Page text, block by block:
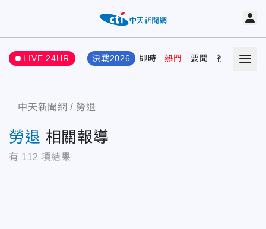
LIVE 24HR 決戰2026 即時 熱門 要聞 社會 娛樂
中天新聞網 勞退
勞退 相關報導
有 112 項結果